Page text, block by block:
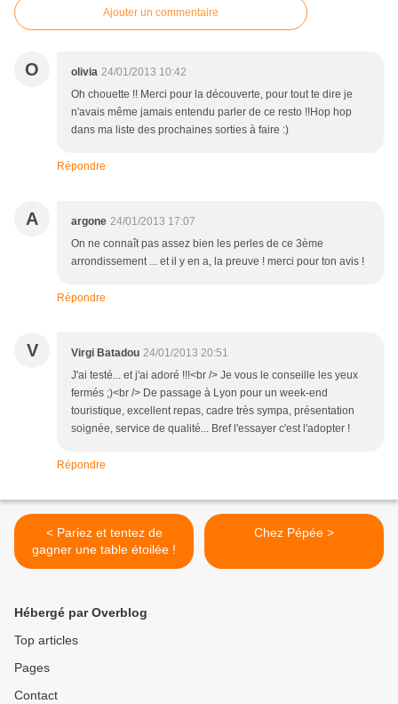
Ajouter un commentaire
O olivia 24/01/2013 10:42
Oh chouette !! Merci pour la découverte, pour tout te dire je
n'avais même jamais entendu parler de ce resto !!Hop hop
dans ma liste des prochaines sorties à faire :)
Répondre
A argone 24/01/2013 17:07
On ne connaît pas assez bien les perles de ce 3ème
arrondissement ... et il y en a, la preuve ! merci pour ton avis !
Répondre
V Virgi Batadou 24/01/2013 20:51
J'ai testé... et j'ai adoré !!!<br /> Je vous le conseille les yeux
fermés ;)<br /> De passage à Lyon pour un week-end
touristique, excellent repas, cadre très sympa, présentation
soignée, service de qualité... Bref l'essayer c'est l'adopter !
Répondre
< Pariez et tentez de
gagner une table étoilée !
Chez Pépée >
Hébergé par Overblog
Top articles
Pages
Contact